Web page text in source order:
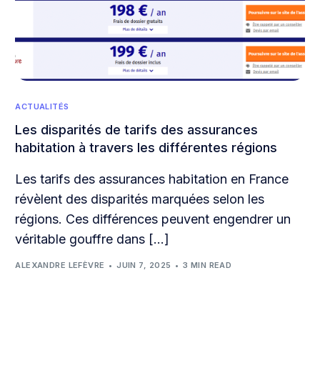
ACTUALITÉS
Les disparités de tarifs des assurances
habitation à travers les différentes régions
Les tarifs des assurances habitation en France
révèlent des disparités marquées selon les
régions. Ces différences peuvent engendrer un
véritable gouffre dans […]
ALEXANDRE LEFÈVRE JUIN 7, 2025 3 MIN READ